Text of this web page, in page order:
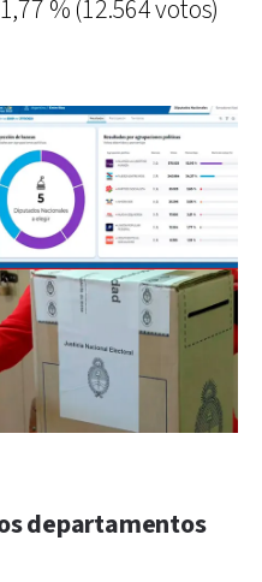
% (12.564 votos)
departamentos